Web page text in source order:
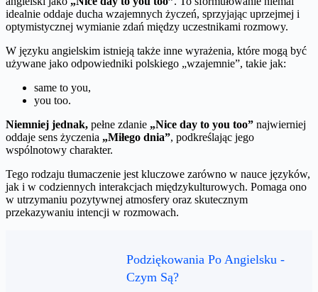
idealnie oddaje ducha wzajemnych życzeń, sprzyjając uprzejmej i
optymistycznej wymianie zdań między uczestnikami rozmowy.
W języku angielskim istnieją także inne wyrażenia, które mogą być
używane jako odpowiedniki polskiego „wzajemnie”, takie jak:
same to you,
you too.
Niemniej jednak, pełne zdanie „Nice day to you too” najwierniej
oddaje sens życzenia „Miłego dnia”, podkreślając jego
wspólnotowy charakter.
Tego rodzaju tłumaczenie jest kluczowe zarówno w nauce języków,
jak i w codziennych interakcjach międzykulturowych. Pomaga ono
w utrzymaniu pozytywnej atmosfery oraz skutecznym
przekazywaniu intencji w rozmowach.
Podziękowania Po Angielsku -
Czym Są?